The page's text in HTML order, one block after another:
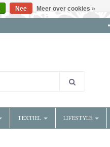
TEXTIEL LIFESTYLE
Nee Meer over cookies »